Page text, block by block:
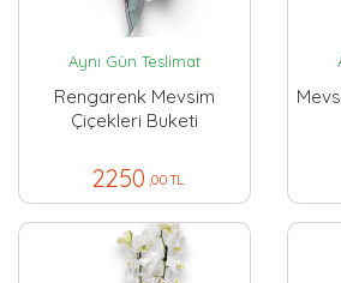
Aynı Gün Teslimat
Rengarenk Mevsim
Çiçekleri Buketi
2250 ,00 TL